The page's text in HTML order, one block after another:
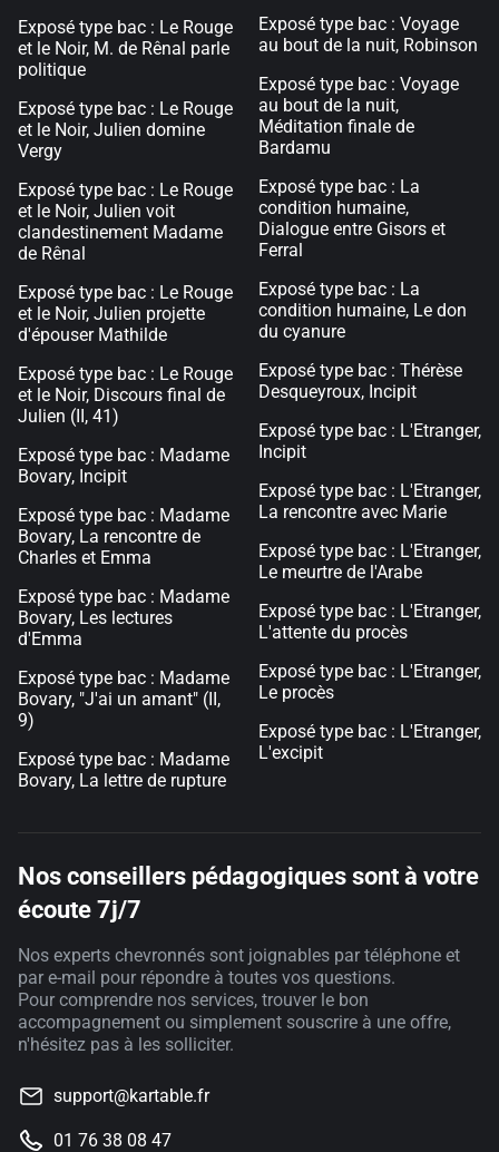
Exposé type bac : Le Rouge
et le Noir, M. de Rênal parle
politique
Exposé type bac : Le Rouge
et le Noir, Julien domine
Vergy
Exposé type bac : Le Rouge
et le Noir, Julien voit
clandestinement Madame
de Rênal
Exposé type bac : Le Rouge
et le Noir, Julien projette
d'épouser Mathilde
Exposé type bac : Le Rouge
et le Noir, Discours final de
Julien (II, 41)
Exposé type bac : Madame
Bovary, Incipit
Exposé type bac : Madame
Bovary, La rencontre de
Charles et Emma
Exposé type bac : Madame
Bovary, Les lectures
d'Emma
Exposé type bac : Madame
Bovary, "J'ai un amant" (II,
9)
Exposé type bac : Madame
Bovary, La lettre de rupture
Exposé type bac : Voyage
au bout de la nuit, Robinson
Exposé type bac : Voyage
au bout de la nuit,
Méditation finale de
Bardamu
Exposé type bac : La
condition humaine,
Dialogue entre Gisors et
Ferral
Exposé type bac : La
condition humaine, Le don
du cyanure
Exposé type bac : Thérèse
Desqueyroux, Incipit
Exposé type bac : L'Etranger,
Incipit
Exposé type bac : L'Etranger,
La rencontre avec Marie
Exposé type bac : L'Etranger,
Le meurtre de l'Arabe
Exposé type bac : L'Etranger,
L'attente du procès
Exposé type bac : L'Etranger,
Le procès
Exposé type bac : L'Etranger,
L'excipit
Nos conseillers pédagogiques sont à votre
écoute 7j/7
Nos experts chevronnés sont joignables par téléphone et
par e-mail pour répondre à toutes vos questions.
Pour comprendre nos services, trouver le bon
accompagnement ou simplement souscrire à une offre,
n'hésitez pas à les solliciter.
support@kartable.fr
01 76 38 08 47